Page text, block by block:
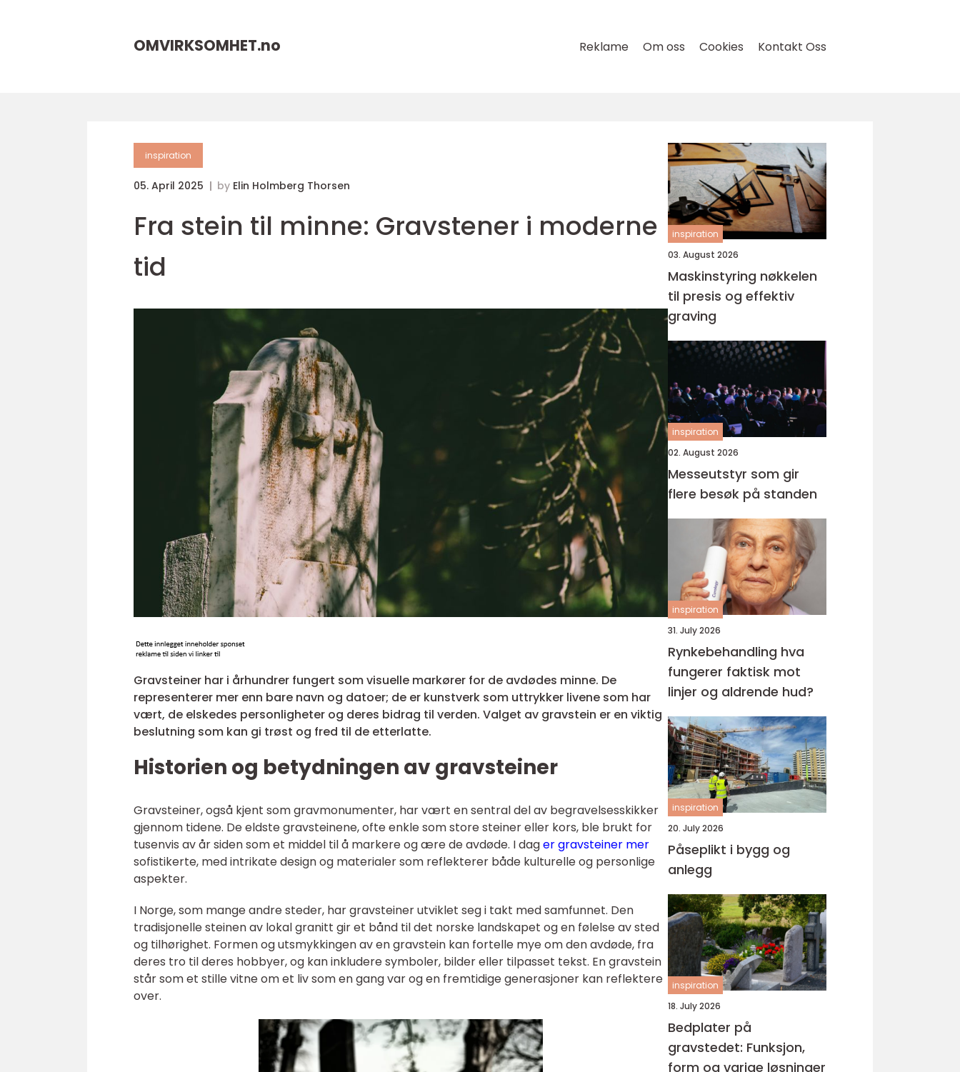
OMVIRKSOMHET.no Reklame Om oss Cookies Kontakt Oss
inspiration
05. April 2025 by Elin Holmberg Thorsen
Fra stein til minne: Gravstener i moderne
tid
Gravsteiner har i århundrer fungert som visuelle markører for de avdødes minne. De
representerer mer enn bare navn og datoer; de er kunstverk som uttrykker livene som har
vært, de elskedes personligheter og deres bidrag til verden. Valget av gravstein er en viktig
beslutning som kan gi trøst og fred til de etterlatte.
Historien og betydningen av gravsteiner
Gravsteiner, også kjent som gravmonumenter, har vært en sentral del av begravelsesskikker
gjennom tidene. De eldste gravsteinene, ofte enkle som store steiner eller kors, ble brukt for
tusenvis av år siden som et middel til å markere og ære de avdøde. I dager gravsteiner mer
sofistikerte, med intrikate design og materialer som reflekterer både kulturelle og personlige
aspekter.
I Norge, som mange andre steder, har gravsteiner utviklet seg i takt med samfunnet. Den
tradisjonelle steinen av lokal granitt gir et bånd til det norske landskapet og en følelse av sted
og tilhørighet. Formen og utsmykkingen av en gravstein kan fortelle mye om den avdøde, fra
deres tro til deres hobbyer, og kan inkludere symboler, bilder eller tilpasset tekst. En gravstein
står som et stille vitne om et liv som en gang var og en fremtidige generasjoner kan reflektere
over.
inspiration
03. August 2026
Maskinstyring nøkkelen
til presis og effektiv
graving
inspiration
02. August 2026
Messeutstyr som gir
flere besøk på standen
inspiration
31. July 2026
Rynkebehandling hva
fungerer faktisk mot
linjer og aldrende hud?
inspiration
20. July 2026
Påseplikt i bygg og
anlegg
inspiration
18. July 2026
Bedplater på
gravstedet: Funksjon,
form og varige løsninger